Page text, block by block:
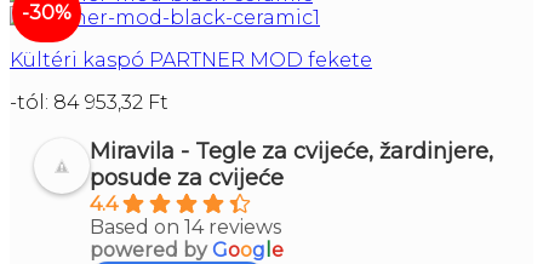
-30%
Kültéri kaspó PARTNER MOD fekete
-tól: 84 953,32 Ft
Miravila - Tegle za cvijeće, žardinjere,
posude za cvijeće
4.4
Based on 14 reviews
powered byGoog e